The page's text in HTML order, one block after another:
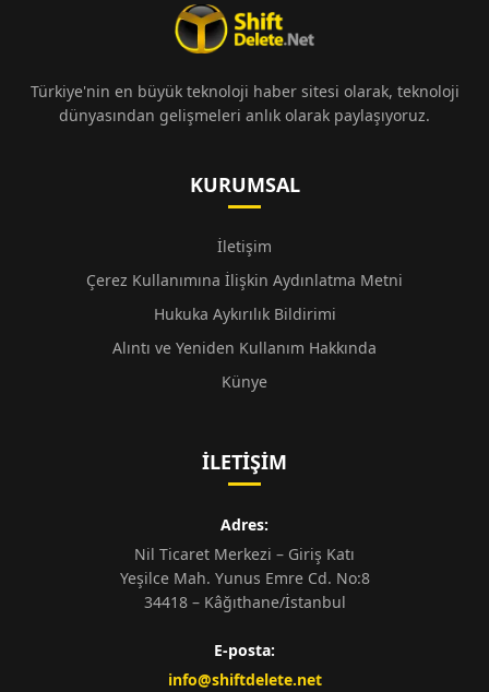
Türkiye'nin en büyük teknoloji haber sitesi olarak, teknoloji
dünyasından gelişmeleri anlık olarak paylaşıyoruz.
KURUMSAL
İletişim
Çerez Kullanımına İlişkin Aydınlatma Metni
Hukuka Aykırılık Bildirimi
Alıntı ve Yeniden Kullanım Hakkında
Künye
İLETIŞIM
Adres:
Nil Ticaret Merkezi – Giriş Katı
Yeşilce Mah. Yunus Emre Cd. No:8
34418 – Kâğıthane/İstanbul
E-posta:
info@shiftdelete.net